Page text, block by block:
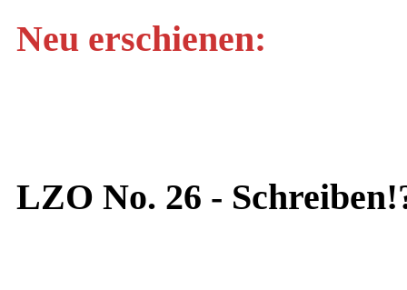
Neu erschienen:
LZO No. 26 -